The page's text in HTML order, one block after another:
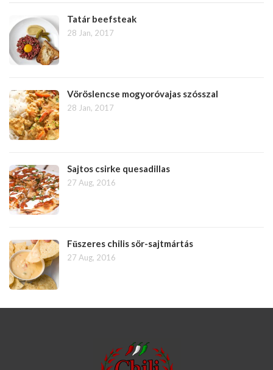
Tatár beefsteak
28 Jan, 2017
Vöröslencse mogyoróvajas szósszal
28 Jan, 2017
Sajtos csirke quesadillas
27 Aug, 2016
Fűszeres chilis sör-sajtmártás
27 Aug, 2016